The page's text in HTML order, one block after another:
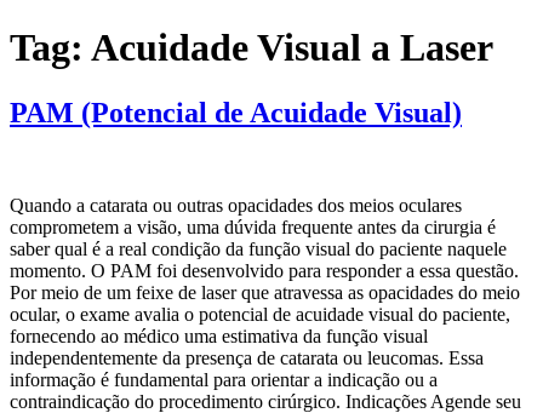
Tag: Acuidade Visual a Laser
PAM (Potencial de Acuidade Visual)
Quando a catarata ou outras opacidades dos meios oculares
comprometem a visão, uma dúvida frequente antes da cirurgia é
saber qual é a real condição da função visual do paciente naquele
momento. O PAM foi desenvolvido para responder a essa questão.
Por meio de um feixe de laser que atravessa as opacidades do meio
ocular, o exame avalia o potencial de acuidade visual do paciente,
fornecendo ao médico uma estimativa da função visual
independentemente da presença de catarata ou leucomas. Essa
informação é fundamental para orientar a indicação ou a
contraindicação do procedimento cirúrgico. Indicações Agende seu